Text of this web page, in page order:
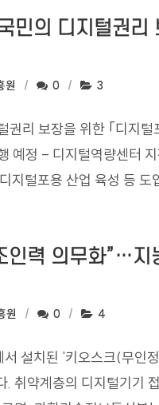
민의 디지털권리
크로 새창열림
원 댓글수:
0 조회수:
3
리 보장을 위한 ｢디지털
예정 - 디지털역량센터
지털포용 산업 육성 등
인력 의무화”…지
원 댓글수:
0 조회수:
4
설치된 '키오스크(무인
취약계층의 디지털기기